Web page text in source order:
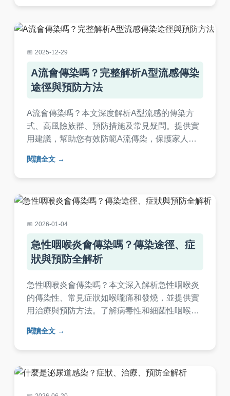
個人經驗分享和常見問答，幫助您全面了解並有
2025-12-29
A流會傳染嗎？完整解析A型流感傳染
途徑與預防方法
A流會傳染嗎？本文深度解析A型流感的傳染方
式、高風險族群、預防措施及常見疑問。提供實
用建議，幫助您有效防範A流傳染，保護家人健
閱讀全文
2026-01-04
急性咽喉炎會傳染嗎？傳染途徑、症
狀與預防全解析
急性咽喉炎會傳染嗎？本文深入解析急性咽喉炎
的傳染性、常見症狀如喉嚨痛和發燒，並提供實
用治療與預防方法。了解病毒性和細菌性咽喉炎
風險族群、潛伏期、家庭護理技巧和常見問答，
幫助你全面掌握健康知識。
閱讀全文